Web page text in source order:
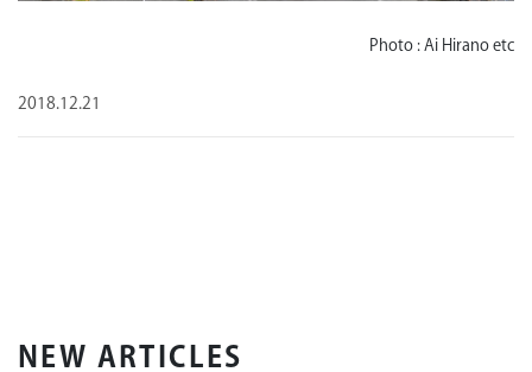
Photo : Ai Hirano etc
2018.12.21
NEW ARTICLES